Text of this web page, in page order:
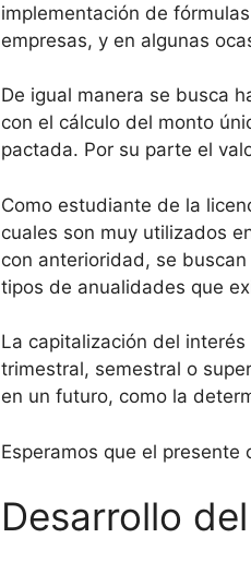
implementación de
empresas, y en algunas
De igual manera se busca
con el cálculo del monto
pactada. Por su parte el
Como estudiante de la
cuales son muy utilizados
con anterioridad, se
tipos de anualidades que
La capitalización del
trimestral, semestral o
en un futuro, como la
Esperamos que el
Desarrollo